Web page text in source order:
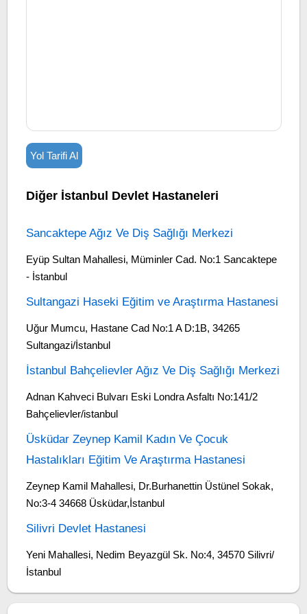
Yol Tarifi Al
Diğer İstanbul Devlet Hastaneleri
Sancaktepe Ağız Ve Diş Sağlığı Merkezi
Eyüp Sultan Mahallesi, Müminler Cad. No:1 Sancaktepe
- İstanbul
Sultangazi Haseki Eğitim ve Araştırma Hastanesi
Uğur Mumcu, Hastane Cad No:1 A D:1B, 34265
Sultangazi/İstanbul
İstanbul Bahçelievler Ağız Ve Diş Sağlığı Merkezi
Adnan Kahveci Bulvarı Eski Londra Asfaltı No:141/2
Bahçelievler/istanbul
Üsküdar Zeynep Kamil Kadın Ve Çocuk
Hastalıkları Eğitim Ve Araştırma Hastanesi
Zeynep Kamil Mahallesi, Dr.Burhanettin Üstünel Sokak,
No:3-4 34668 Üsküdar,İstanbul
Silivri Devlet Hastanesi
Yeni Mahallesi, Nedim Beyazgül Sk. No:4, 34570 Silivri/
İstanbul